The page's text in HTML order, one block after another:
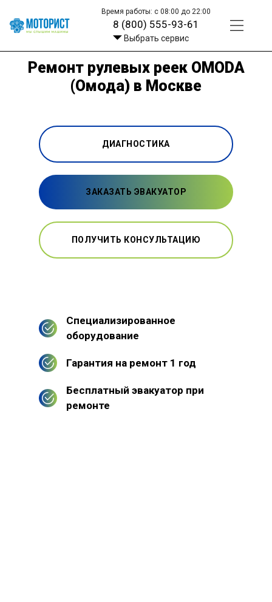
Время работы: с 08:00 до 22:00
8 (800) 555-93-61
Выбрать сервис
Ремонт рулевых реек OMODA
(Омода) в Москве
ДИАГНОСТИКА
ЗАКАЗАТЬ ЭВАКУАТОР
ПОЛУЧИТЬ КОНСУЛЬТАЦИЮ
Специализированное
оборудование
Гарантия на ремонт 1 год
Бесплатный эвакуатор при
ремонте